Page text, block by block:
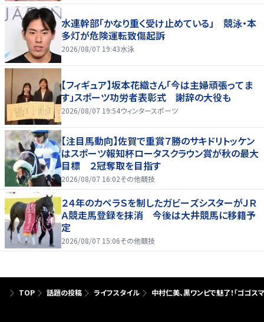
水連幹部「かなり重く受け止めている」 競泳・本
多灯が危険運転致傷起訴
2026/08/07 19:43水泳
【フィギュア】坂本花織さん「今は主婦頑張ってま
す」スポーツ功労者表彰式 謝辞の大役も
2026/08/07 19:54ウィンタースポーツ
【注目馬動向】佐賀で重賞７勝のサキドリトッケン
はスポーツ報知杯ロータスクラウン賞が秋の最大
目標 ２冠奪取を目指す
2026/08/07 16:02その他競技
２４年のカペラＳを制したガビーズシスターがＪＲ
Ａ競走馬登録を抹消 今後は大井競馬に移籍予
定
2026/08/07 15:06その他競技
TOP 話題の投稿 ライフスタイル 中村仁美、黒ワンピで魅了！「ゴゴス